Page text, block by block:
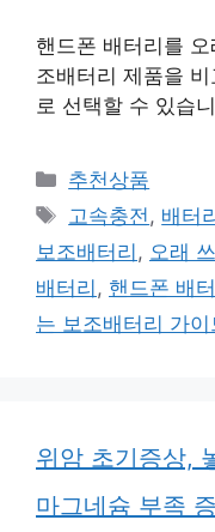
핸드폰 배터리를
조배터리 제품을
로 선택할 수 있습
카
테
리
추천상품
태
그
고속충전, 배터
보조배터리 , 오래
배터리 , 핸드폰 배
는 보조배터리 가이
위암 초기증상,
마그네슘 부족